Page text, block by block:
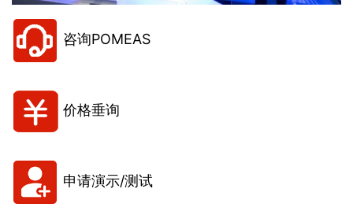
咨询POMEAS
价格垂询
申请演示/测试